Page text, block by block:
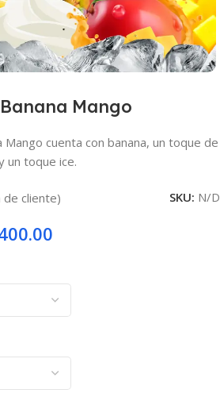
Mango
Mango cuenta con banana, un toque de
un toque ice.
de cliente) SKU: N/D